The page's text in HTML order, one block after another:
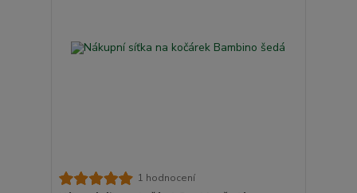
1 hodnocení